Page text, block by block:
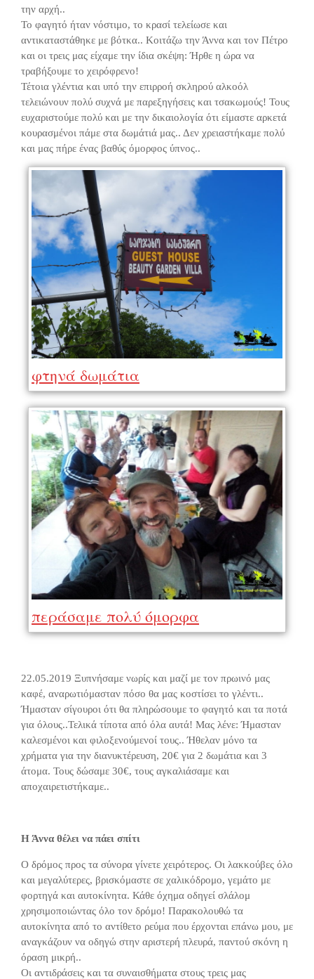
την αρχή..
Το φαγητό ήταν νόστιμο, το κρασί τελείωσε και
αντικαταστάθηκε με βότκα.. Κοιτάζω την Άννα και τον Πέτρο
και οι τρεις μας είχαμε την ίδια σκέψη: Ήρθε η ώρα να
τραβήξουμε το χειρόφρενο!
Τέτοια γλέντια και υπό την επιρροή σκληρού αλκοόλ
τελειώνουν πολύ συχνά με παρεξηγήσεις και τσακωμούς! Τους
ευχαριστούμε πολύ και με την δικαιολογία ότι είμαστε αρκετά
κουρασμένοι πάμε στα δωμάτιά μας.. Δεν χρειαστήκαμε πολύ
και μας πήρε ένας βαθύς όμορφος ύπνος..
φτηνά δωμάτια
περάσαμε πολύ όμορφα
22.05.2019 Ξυπνήσαμε νωρίς και μαζί με τον πρωινό μας
καφέ, αναρωτιόμασταν πόσο θα μας κοστίσει το γλέντι..
Ήμασταν σίγουροι ότι θα πληρώσουμε το φαγητό και τα ποτά
για όλους..Τελικά τίποτα από όλα αυτά! Μας λένε: Ήμασταν
καλεσμένοι και φιλοξενούμενοί τους.. Ήθελαν μόνο τα
χρήματα για την διανυκτέρευση, 20€ για 2 δωμάτια και 3
άτομα. Τους δώσαμε 30€, τους αγκαλιάσαμε και
αποχαιρετιστήκαμε..
Η Άννα θέλει να πάει σπίτι
Ο δρόμος προς τα σύνορα γίνετε χειρότερος. Οι λακκούβες όλο
και μεγαλύτερες, βρισκόμαστε σε χαλικόδρομο, γεμάτο με
φορτηγά και αυτοκίνητα. Κάθε όχημα οδηγεί σλάλομ
χρησιμοποιώντας όλο τον δρόμο! Παρακολουθώ τα
αυτοκίνητα από το αντίθετο ρεύμα που έρχονται επάνω μου, με
αναγκάζουν να οδηγώ στην αριστερή πλευρά, παντού σκόνη η
όραση μικρή..
Οι αντιδράσεις και τα συναισθήματα στους τρεις μας